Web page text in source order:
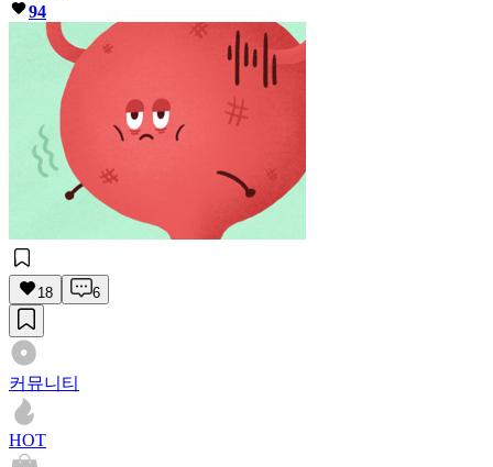
94
18 6
커뮤니티
HOT